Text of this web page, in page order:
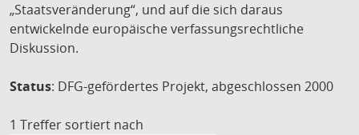
„Staatsveränderung“, und auf die sich daraus
entwickelnde europäische verfassungsrechtliche
Diskussion.
Status: DFG-gefördertes Projekt, abgeschlossen 2000
1 Treffer sortiert nach